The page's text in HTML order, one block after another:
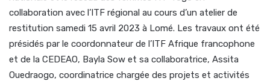
collaboration avec l’ITF régional au cours d’un atelier de
restitution samedi 15 avril 2023 à Lomé. Les travaux ont été
présidés par le coordonnateur de l’ITF Afrique francophone
et de la CEDEAO, Bayla Sow et sa collaboratrice, Assita
Ouedraogo, coordinatrice chargée des projets et activités